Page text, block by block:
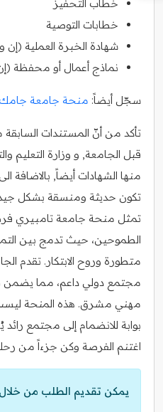
خطاب التحفيز
خطابات التوصية
شهادة الخبرة العملية
نماذج أعمال أو محفظة
سجّل أيضاً: منحة جامعة جامك
تأكد من أنّ المستندات
قبل الجامعة, و وزارة التعليم
منها الشهادات أيضاً, بالاضافة
تكون حديثة ومنسقة بشكل
تمثل منحة جامعة تامبيري
الطموحين، حيث تدمج بين
متطورة وروح الابتكار. تقدم
مجتمع دولي داعم، مما يضمن
مهني مشرق. هذه المنحة
بوابة للانضمام إلى مجتمع رائد
اغتنم الفرصة وكن جزءاً من
يمكن تقديم الطلب من